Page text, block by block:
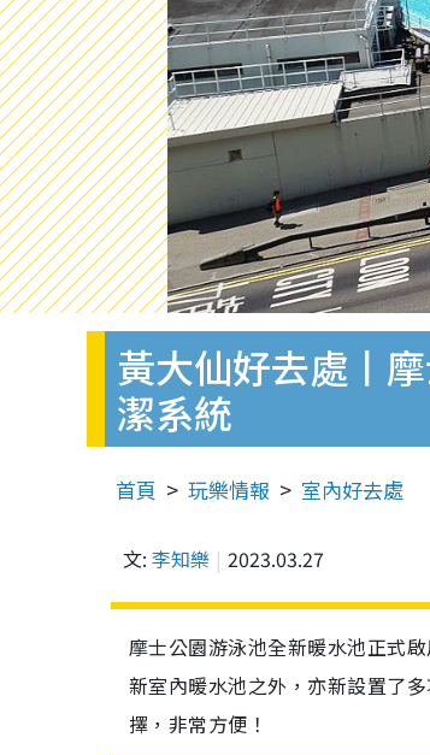
黃大仙好去處丨
潔系統
首頁 玩樂情報 室內好去處
文: 李知樂 2023.03.27
摩士公園游泳池全新暖水池正式
新室內暖水池之外，亦新設置了
擇，非常方便！